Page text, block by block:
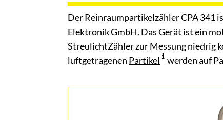
Der Reinraumpartikelzähler CPA 341
Elektronik GmbH. Das Gerät ist ein
StreulichtZähler zur Messung niedrig
luftgetragenen Partikel werden auf